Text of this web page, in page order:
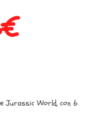
€
Jurassic World, con 6